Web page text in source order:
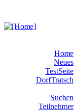
Home
Neues
TestSeite
DorfTratsch
Suchen
Teilnehmer